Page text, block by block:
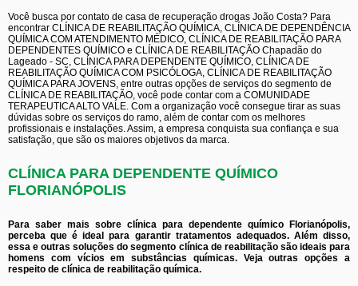
Você busca por contato de casa de recuperação drogas João Costa? Para
encontrar CLÍNICA DE REABILITAÇÃO QUÍMICA, CLÍNICA DE DEPENDÊNCIA
QUÍMICA COM ATENDIMENTO MÉDICO, CLÍNICA DE REABILITAÇÃO PARA
DEPENDENTES QUÍMICO e CLÍNICA DE REABILITAÇÃO Chapadão do
Lageado - SC, CLÍNICA PARA DEPENDENTE QUÍMICO, CLÍNICA DE
REABILITAÇÃO QUÍMICA COM PSICÓLOGA, CLÍNICA DE REABILITAÇÃO
QUÍMICA PARA JOVENS, entre outras opções de serviços do segmento de
CLÍNICA DE REABILITAÇÃO, você pode contar com a COMUNIDADE
TERAPEUTICA ALTO VALE. Com a organização você consegue tirar as suas
dúvidas sobre os serviços do ramo, além de contar com os melhores
profissionais e instalações. Assim, a empresa conquista sua confiança e sua
satisfação, que são os maiores objetivos da marca.
CLÍNICA PARA DEPENDENTE QUÍMICO
FLORIANÓPOLIS
Para saber mais sobre clínica para dependente químico Florianópolis,
perceba que é ideal para garantir tratamentos adequados. Além disso,
essa e outras soluções do segmento clínica de reabilitação são ideais para
homens com vícios em substâncias químicas. Veja outras opções a
respeito de clínica de reabilitação química.